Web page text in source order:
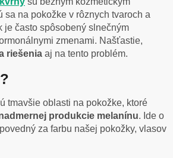
sa na pokožke v rôznych tvaroch a
je často spôsobený slnečným
zmenami. Našťastie,
riešenia aj na tento problém.
tmavšie oblasti na pokožke, ktoré
produkcie melanínu. Ide o
za farbu našej pokožky, vlasov